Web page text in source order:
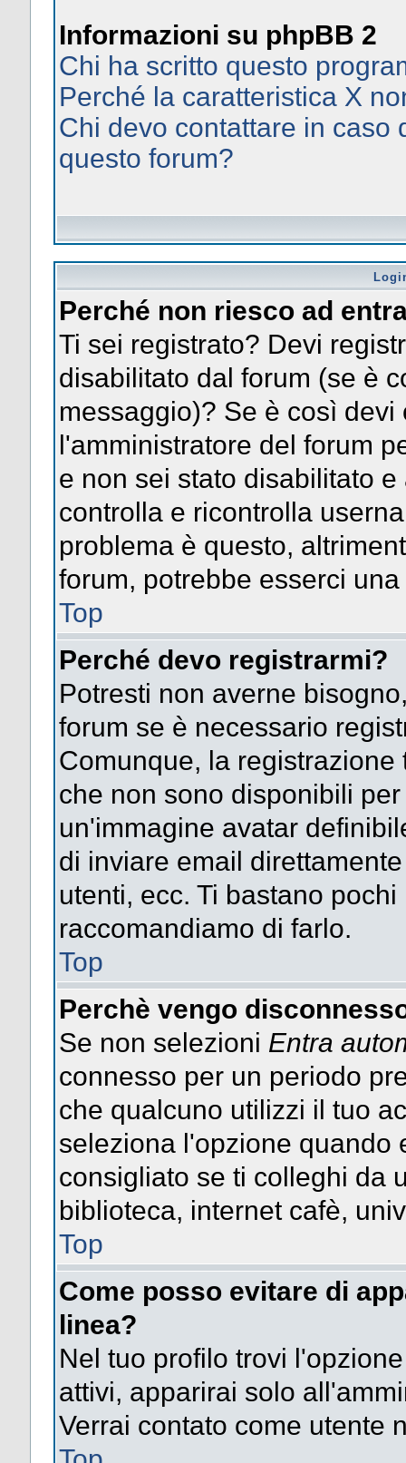
Informazioni su phpBB 2
Chi ha scritto questo
Perché la caratteristica X
Chi devo contattare in caso
questo forum?
Perché non riesco ad
Ti sei registrato? Devi
disabilitato dal forum (se è
messaggio)? Se è così
l'amministratore del forum
e non sei stato disabilitato
controlla e ricontrolla
problema è questo,
forum, potrebbe esserci
Top
Perché devo registrarmi?
Potresti non averne
forum se è necessario
Comunque, la
che non sono disponibili
un'immagine avatar
di inviare email
utenti, ecc. Ti bastano
raccomandiamo di farlo.
Top
Perchè vengo
Se non selezioni Entra
connesso per un periodo
che qualcuno utilizzi il tuo
seleziona l'opzione quando
consigliato se ti colleghi da
biblioteca, internet cafè,
Top
Come posso evitare di
linea?
Nel tuo profilo trovi
attivi, apparirai solo
Verrai contato come utente